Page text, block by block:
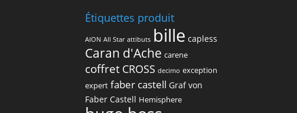
Étiquettes produit
AION All Star attibuts bille capless
Caran d'Ache carene
coffret CROSS decimo exception
expert faber castell Graf von
Faber Castell Hemisphere